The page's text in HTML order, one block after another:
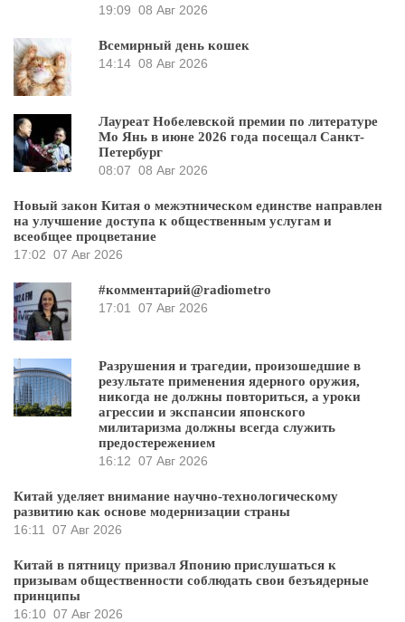
19:09 08 Авг 2026
Всемирный день кошек
14:14 08 Авг 2026
Лауреат Нобелевской премии по литературе
Мо Янь в июне 2026 года посещал Санкт-
Петербург
08:07 08 Авг 2026
Новый закон Китая о межэтническом единстве направлен
на улучшение доступа к общественным услугам и
всеобщее процветание
17:02 07 Авг 2026
#комментарий@radiometro
17:01
07 Авг 2026
Разрушения и трагедии, произошедшие в
результате применения ядерного оружия,
никогда не должны повториться, а уроки
агрессии и экспансии японского
милитаризма должны всегда служить
предостережением
16:12 07 Авг 2026
Китай уделяет внимание научно-технологическому
развитию как основе модернизации страны
16:11
07 Авг 2026
Китай в пятницу призвал Японию прислушаться к
призывам общественности соблюдать свои безъядерные
принципы
16:10 07 Авг 2026